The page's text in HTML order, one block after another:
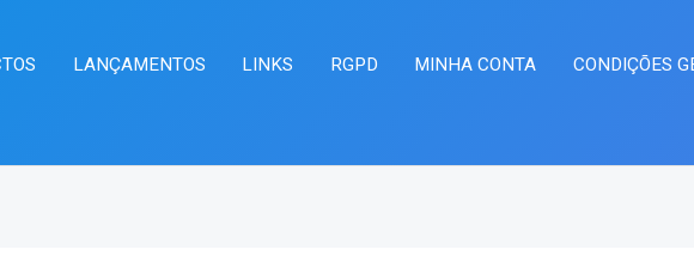
LANÇAMENTOS LINKS RGPD MINHA CONTA
CONDIÇÕES